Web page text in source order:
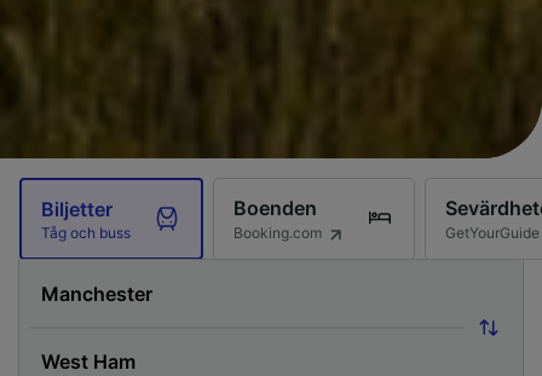
Biljetter
Tåg och buss
Boenden
Booking.com GetYourGuide